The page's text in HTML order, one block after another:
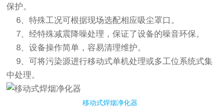
保护。
6、特殊工况可根据现场选配相应吸尘罩口。
7、经特殊减震降噪处理，保证了设备的噪音环保。
8、设备操作简单，容易清理维护。
9、可将污染源进行移动式单机处理或多工位系统式集
中处理。
移动式焊烟净化器